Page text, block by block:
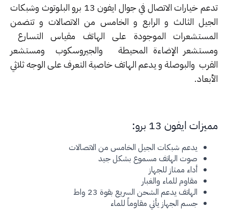
تدعم خيارات الاتصال في جوال ايفون 13 برو البلوتوث وشبكات
الثالث و الرابع و الخامس من الاتصالات و تتضمن
الموجودة على الهاتف مقياس التسارع
الإضاءة المحيطة والجيروسكوب ومستشعر
والبوصلة و يدعم الهاتف خاصية التعرف على الوجه ثلاثي
ايفون 13 برو:
يدعم شبكات الجيل الخامس من الاتصالات
صوت الهاتف مسموع بشكل جيد
أداء ممتاز للجهاز
مقاوم للماء والغبار
الهاتف يدعم الشحن السريع بقوة 23 واط
جسم الجهاز يأتي مقاوماً للماء